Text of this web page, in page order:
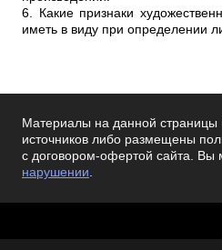
6. Какие признаки
иметь в виду при определении
Материалы на данной страницы
источников либо размещены
с договором-офертой сайта. Вы
нарушении.